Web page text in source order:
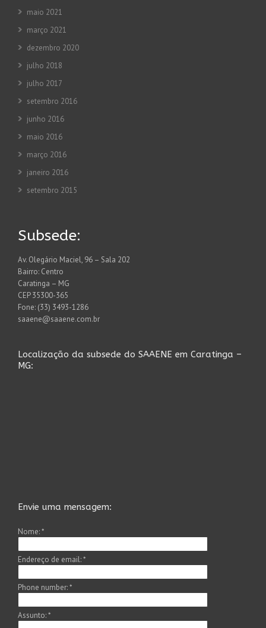
maio 2021
março 2021
dezembro 2020
julho 2018
julho 2017
setembro 2016
junho 2016
maio 2016
março 2016
janeiro 2016
setembro 2015
Subsede:
Av. Olegário Maciel, 96 – Sala 202
Bairro: Centro
Caratinga – MG
CEP 35300-365
Fone: (33) 3493-1286
saaene@saaene.com.br
Localização da subsede do SAAENE em Caratinga –
MG:
Envie uma mensagem:
Nome:*
Endereço de email:*
Phone number:*
Assunto:*